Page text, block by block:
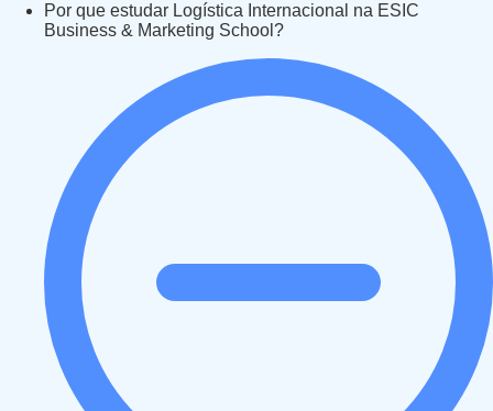
Por que estudar Logística Internacional na ESIC
Business & Marketing School?